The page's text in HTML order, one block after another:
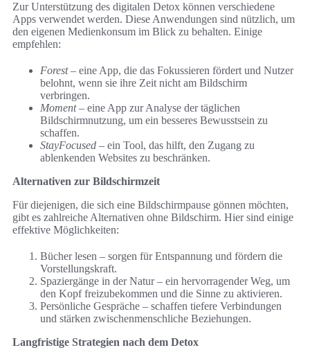
Zur Unterstützung des digitalen Detox können verschiedene
Apps verwendet werden. Diese Anwendungen sind nützlich, um
den eigenen Medienkonsum im Blick zu behalten. Einige
empfehlen:
Forest– eine App, die das Fokussieren fördert und Nutzer
belohnt, wenn sie ihre Zeit nicht am Bildschirm
verbringen.
Moment– eine App zur Analyse der täglichen
Bildschirmnutzung, um ein besseres Bewusstsein zu
schaffen.
StayFocused – ein Tool, das hilft, den Zugang zu
ablenkenden Websites zu beschränken.
Alternativen zur Bildschirmzeit
Für diejenigen, die sich eine Bildschirmpause gönnen möchten,
gibt es zahlreiche Alternativen ohne Bildschirm. Hier sind einige
effektive Möglichkeiten:
Bücher lesen – sorgen für Entspannung und fördern die
Vorstellungskraft.
Spaziergänge in der Natur – ein hervorragender Weg, um
den Kopf freizubekommen und die Sinne zu aktivieren.
Persönliche Gespräche – schaffen tiefere Verbindungen
und stärken zwischenmenschliche Beziehungen.
Langfristige Strategien nach dem Detox